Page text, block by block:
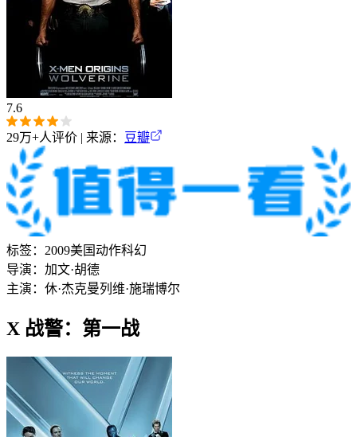
7.6
29万+人评价 | 来源： 豆瓣
标签： 2009美国动作科幻
导演： 加文·胡德
主演： 休·杰克曼列维·施瑞博尔
X 战警：第一战